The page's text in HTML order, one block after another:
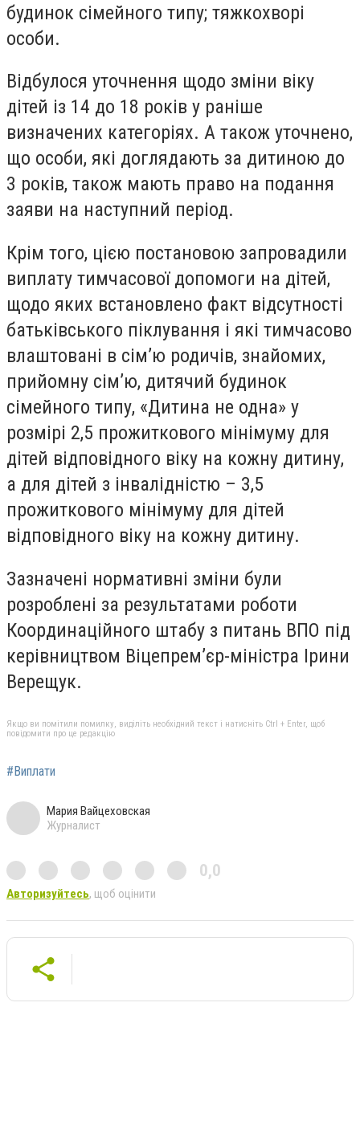
будинок сімейного типу; тяжкохворі
особи.
Відбулося уточнення щодо зміни віку
дітей із 14 до 18 років у раніше
визначених категоріях. А також уточнено,
що особи, які доглядають за дитиною до
3 років, також мають право на подання
заяви на наступний період.
Крім того, цією постановою запровадили
виплату тимчасової допомоги на дітей,
щодо яких встановлено факт відсутності
батьківського піклування і які тимчасово
влаштовані в сім’ю родичів, знайомих,
прийомну сім’ю, дитячий будинок
сімейного типу, «Дитина не одна» у
розмірі 2,5 прожиткового мінімуму для
дітей відповідного віку на кожну дитину,
а для дітей з інвалідністю – 3,5
прожиткового мінімуму для дітей
відповідного віку на кожну дитину.
Зазначені нормативні зміни були
розроблені за результатами роботи
Координаційного штабу з питань ВПО під
керівництвом Віцепрем’єр-міністра Ірини
Верещук.
Якщо ви помітили помилку, виділіть необхідний текст і натисніть Ctrl + Enter, щоб
повідомити про це редакцію
#Виплати
Мария Вайцеховская
Журналист
0,0
Авторизуйтесь, щоб оцінити